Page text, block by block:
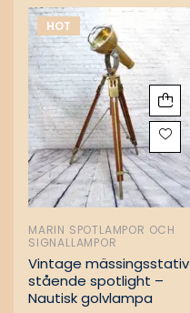
HOT
MARIN SPOTLAMPOR OCH
SIGNALLAMPOR
Vintage mässingsstativ
stående spotlight –
Nautisk golvlampa